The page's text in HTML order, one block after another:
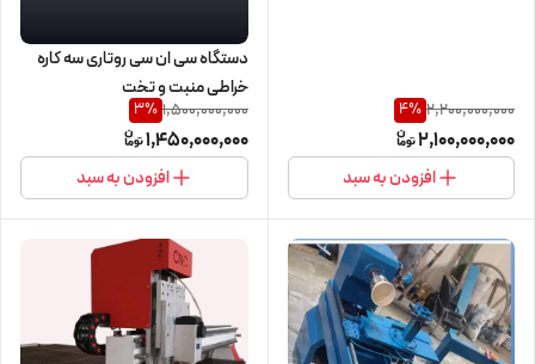
2,200,000,000
4%
2,100,000,000
افزودن به سبد
دستگاه سی ان سی روتاری سه کاره
خراطی منبت و تخت
1,500,000,000
3%
1,450,000,000
افزودن به سبد